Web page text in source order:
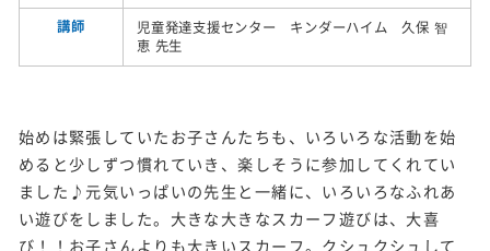
講師
児童発達支援センター キンダーハイム 久保 智
恵 先生
始めは緊張していたお子さんたちも、いろいろな活動を始
めると少しずつ慣れていき、楽しそうに参加してくれてい
ました♪元気いっぱいの先生と一緒に、いろいろなふれあ
い遊びをしました。大きな大きなスカーフ遊びは、大喜
び！！お子さんよりも大きいスカーフ。クシュクシュして